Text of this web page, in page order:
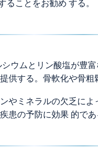
ることをお勧め する。
ウムとリン酸塩が豊
供する。骨軟化や骨粗
やミネラルの欠乏によ
患の予防に効果 的であ